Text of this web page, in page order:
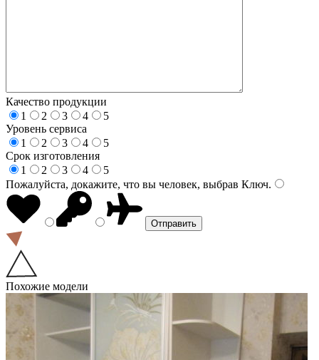
Качество продукции
1
2 3 4
5
Уровень сервиса
1
2 3 4
5
Срок изготовления
1
2 3 4
5
Пожалуйста, докажите, что вы человек, выбрав Ключ.
Похожие модели